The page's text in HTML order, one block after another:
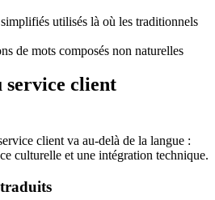
utilisés là où les traditionnels
de mots composés non naturelles
client
client va au-delà de la langue :
culturelle et une intégration technique.